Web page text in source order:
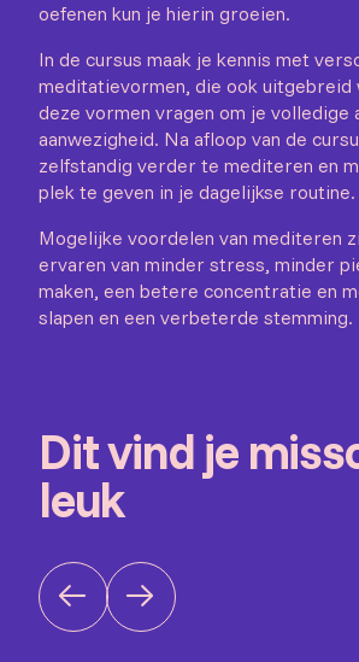
oefenen kun je hierin groeien.
In de cursus maak je kennis met
meditatievormen, die ook uitgebreid
deze vormen vragen om je volledige
aanwezigheid. Na afloop van de
zelfstandig verder te mediteren en
plek te geven in je dagelijkse routine.
Mogelijke voordelen van mediteren
ervaren van minder stress, minder
maken, een betere concentratie en
slapen en een verbeterde stemming.
Dit vind je
leuk